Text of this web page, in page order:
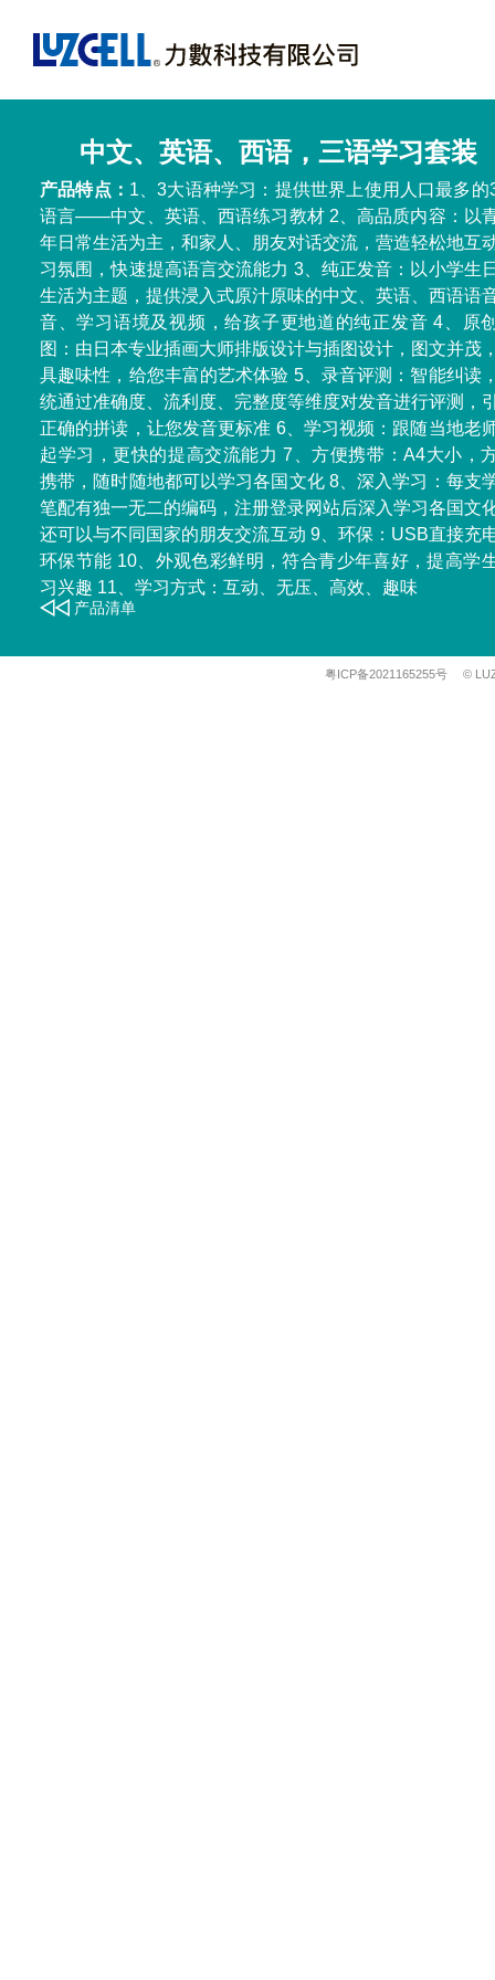
中文、英语、西语，三语学习套装
产品特点： 1、3大语种学习：提供世界上使用人口最多的
语言——中文、英语、西语练习教材 2、高品质内容：以
年日常生活为主，和家人、朋友对话交流，营造轻松地互
习氛围，快速提高语言交流能力 3、纯正发音：以小学生
生活为主题，提供浸入式原汁原味的中文、英语、西语语
音、学习语境及视频，给孩子更地道的纯正发音 4、原
图：由日本专业插画大师排版设计与插图设计，图文并茂
具趣味性，给您丰富的艺术体验 5、录音评测：智能纠读
统通过准确度、流利度、完整度等维度对发音进行评测，
正确的拼读，让您发音更标准 6、学习视频：跟随当地老
起学习，更快的提高交流能力 7、方便携带：A4大小，
携带，随时随地都可以学习各国文化 8、深入学习：每支
笔配有独一无二的编码，注册登录网站后深入学习各国文
还可以与不同国家的朋友交流互动 9、环保：USB直接充
环保节能 10、外观色彩鲜明，符合青少年喜好，提高学
习兴趣 11、学习方式：互动、无压、高效、趣味
产品清单
粤ICP备2021165255号 ©